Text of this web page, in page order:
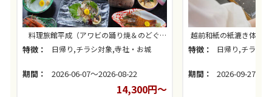
料理旅館平成（アワビの踊り焼＆のどぐろ
の昼食）
特徴： 日帰り,チラシ対象,寺社・お城
期間： 2026-06-07～2026-08-22
14,300円～
越前和紙の紙漉き体験
名で1枠にて体
特徴： 日帰り,チラシ
期間： 2026-09-27～